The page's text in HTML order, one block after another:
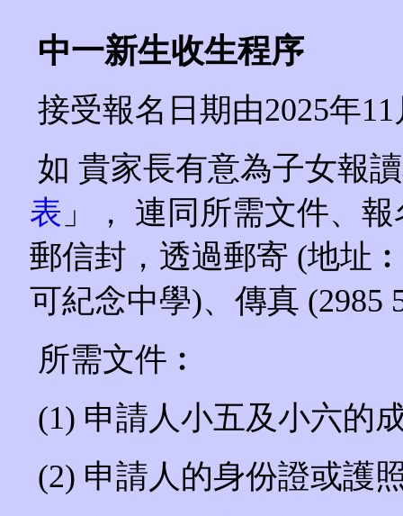
中一新生收生程序
接受報名日期由2025年
如 貴家長有意為子女報
表 」， 連同所需文件、
郵信封，透過郵寄 (地址
可紀念中學)、傳真 (2985
所需文件︰
(1) 申請人小五及小六的
(2) 申請人的身份證或護